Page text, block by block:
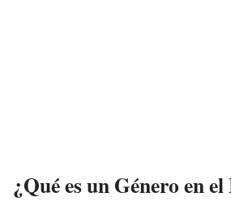
¿Qué es un Género en